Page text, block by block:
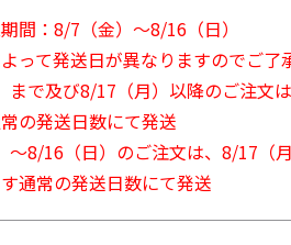
間：8/7（金）～8/16（日）
って発送日が異なりますのでご了
まで及び8/17（月）以降のご注文
の発送日数にて発送
～8/16（日）のご注文は、8/17（
通常の発送日数にて発送